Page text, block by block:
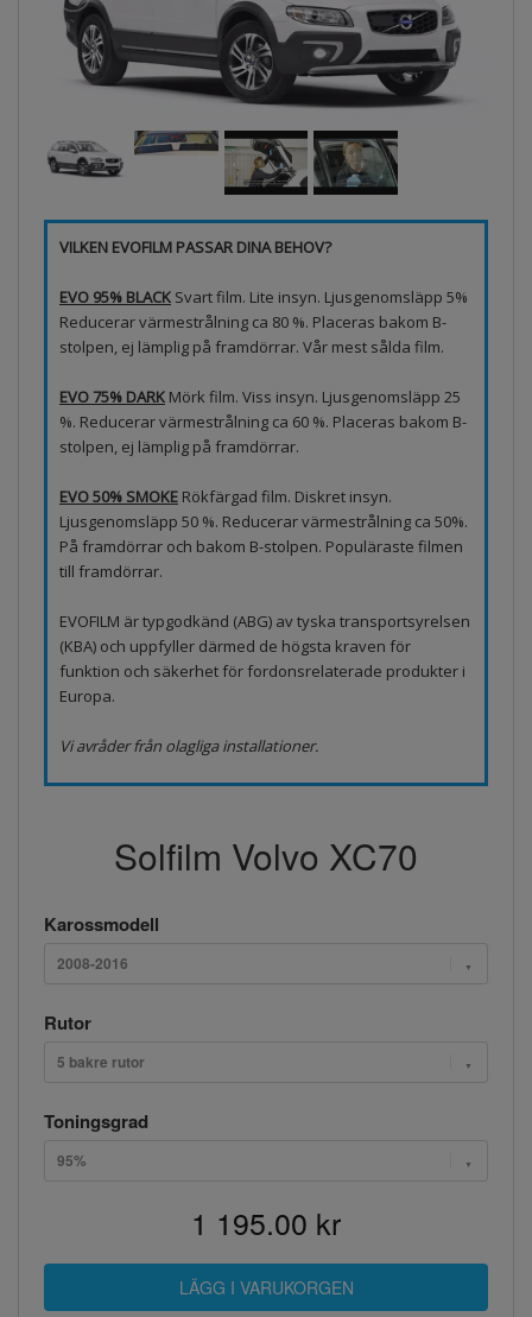
VILKEN EVOFILM PASSAR DINA BEHOV?
EVO 95% BLACK Svart film. Lite insyn. Ljusgenomsläpp 5%
Reducerar värmestrålning ca 80 %. Placeras bakom B-
stolpen, ej lämplig på framdörrar. Vår mest sålda film.
EVO 75% DARK Mörk film. Viss insyn. Ljusgenomsläpp 25
%. Reducerar värmestrålning ca 60 %. Placeras bakom B-
stolpen, ej lämplig på framdörrar.
EVO 50% SMOKE Rökfärgad film. Diskret insyn.
Ljusgenomsläpp 50 %. Reducerar värmestrålning ca 50%.
På framdörrar och bakom B-stolpen. Populäraste filmen
till framdörrar.
EVOFILM är typgodkänd (ABG) av tyska transportsyrelsen
(KBA) och uppfyller därmed de högsta kraven för
funktion och säkerhet för fordonsrelaterade produkter i
Europa.
Vi avråder från olagliga installationer.
Solfilm Volvo XC70
Karossmodell
2008-2016
Rutor
5 bakre rutor
Toningsgrad
95%
1 195.00 kr